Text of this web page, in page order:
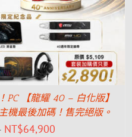
PC 【龍耀 40 – 白化版】
機最後加碼！售完絕版。
NT$64,900